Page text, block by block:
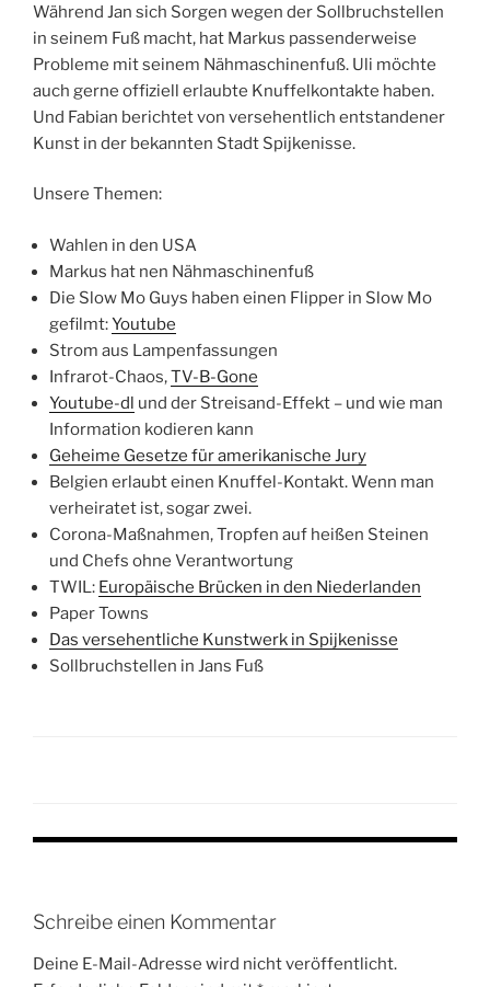
Während Jan sich Sorgen wegen der Sollbruchstellen
in seinem Fuß macht, hat Markus passenderweise
Probleme mit seinem Nähmaschinenfuß. Uli möchte
auch gerne offiziell erlaubte Knuffelkontakte haben.
Und Fabian berichtet von versehentlich entstandener
Kunst in der bekannten Stadt Spijkenisse.
Unsere Themen:
Wahlen in den USA
Markus hat nen Nähmaschinenfuß
Die Slow Mo Guys haben einen Flipper in Slow Mo
gefilmt:Youtube
Strom aus Lampenfassungen
Infrarot-Chaos,TV-B-Gone
Youtube-dl und der Streisand-Effekt – und wie man
Information kodieren kann
Geheime Gesetze für amerikanische Jury
Belgien erlaubt einen Knuffel-Kontakt. Wenn man
verheiratet ist, sogar zwei.
Corona-Maßnahmen, Tropfen auf heißen Steinen
und Chefs ohne Verantwortung
TWIL: Europäische Brücken in den Niederlanden
Paper Towns
Das versehentliche Kunstwerk in Spijkenisse
Sollbruchstellen in Jans Fuß
Schreibe einen Kommentar
Deine E-Mail-Adresse wird nicht veröffentlicht.